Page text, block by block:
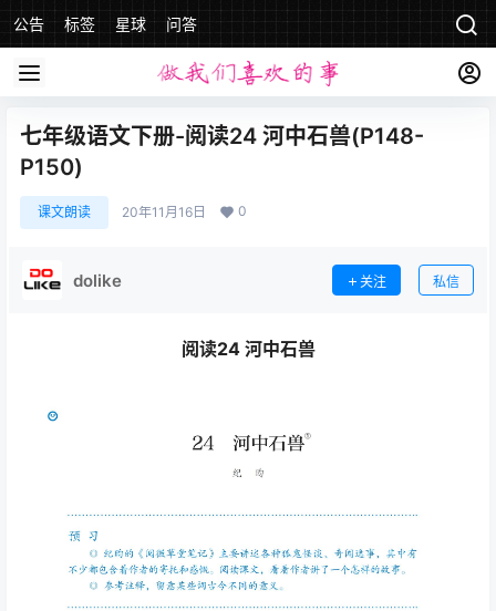
公告 标签 星球 问答
七年级语文下册-阅读24 河中石兽(P148-
P150)
课文朗读 20年11月16日 0
dolike 关注 私信
阅读24 河中石兽